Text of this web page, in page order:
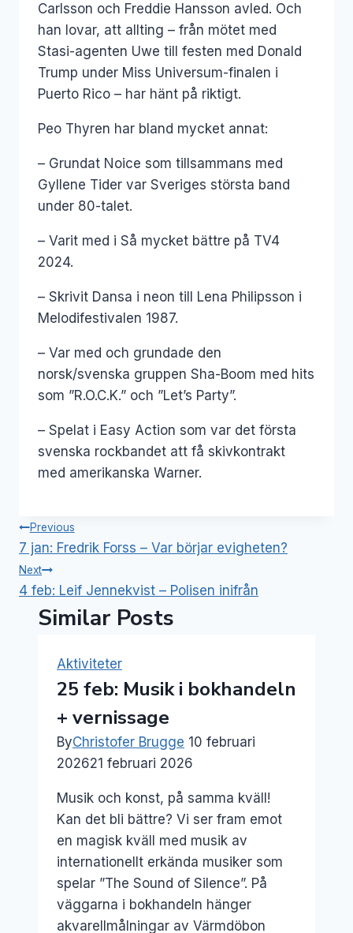
Carlsson och Freddie Hansson avled. Och
han lovar, att allting – från mötet med
Stasi-agenten Uwe till festen med Donald
Trump under Miss Universum-finalen i
Puerto Rico – har hänt på riktigt.
Peo Thyren har bland mycket annat:
– Grundat Noice som tillsammans med
Gyllene Tider var Sveriges största band
under 80-talet.
– Varit med i Så mycket bättre på TV4
2024.
– Skrivit Dansa i neon till Lena Philipsson i
Melodifestivalen 1987.
– Var med och grundade den
norsk/svenska gruppen Sha-Boom med hits
som ”R.O.C.K.” och ”Let’s Party”.
– Spelat i Easy Action som var det första
svenska rockbandet att få skivkontrakt
med amerikanska Warner.
Inläggsnavigering
Previous
7 jan: Fredrik Forss – Var börjar evigheten?
Next
4 feb: Leif Jennekvist – Polisen inifrån
Similar Posts
Aktiviteter
25 feb: Musik i bokhandeln
+ vernissage
ByChristofer Brugge 10 februari
202621 februari 2026
Musik och konst, på samma kväll!
Kan det bli bättre? Vi ser fram emot
en magisk kväll med musik av
internationellt erkända musiker som
spelar ”The Sound of Silence”. På
väggarna i bokhandeln hänger
akvarellmålningar av Värmdöbon